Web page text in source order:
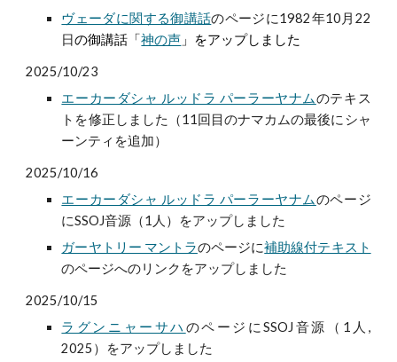
ヴェーダに関する御講話のページに1982年10月22
日の御講話「神の声 」をアップしました
2025/10/23
エーカーダシャ ルッドラ パーラーヤナムのテキス
トを修正しました（11回目のナマカムの最後にシャ
ーンティを追加）
2025/10/16
エーカーダシャ ルッドラ パーラーヤナムのページ
にSSOJ音源（1人）をアップしました
ガーヤトリー マントラのページに補助線付テキスト
のページへのリンクをアップしました
2025/10/15
ラグンニャーサハ のページにSSOJ音源（1人,
2025）をアップしました